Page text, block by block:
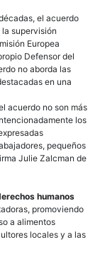
el acuerdo
supervisión
Europea
Defensor del
no aborda las
en una
acuerdo no son más
los
pequeños
Julie Zalcman de
humanos
promoviendo
a alimentos
locales y a las